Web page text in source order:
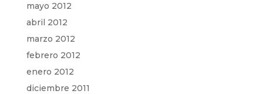
mayo 2012
abril 2012
marzo 2012
febrero 2012
enero 2012
diciembre 2011